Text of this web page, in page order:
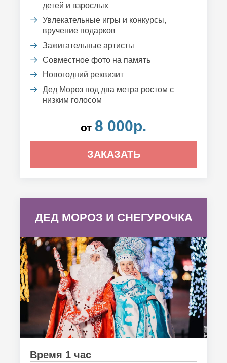
детей и взрослых
Увлекательные игры и конкурсы,
вручение подарков
Зажигательные артисты
Совместное фото на память
Новогодний реквизит
Дед Мороз под два метра ростом с
низким голосом
от 8 000р.
ЗАКАЗАТЬ
ДЕД МОРОЗ И СНЕГУРОЧКА
Время 1 час